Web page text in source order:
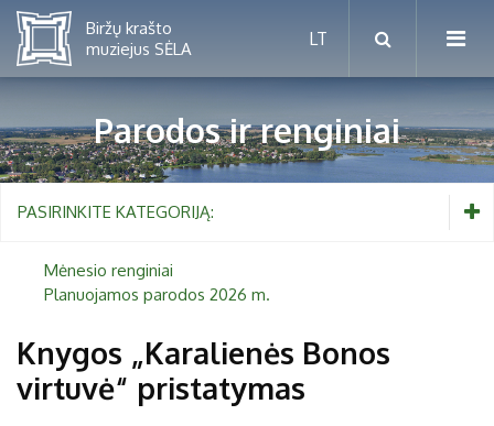
Mėnesio renginiai
Vaikams nuo 5 iki 10 metų
Paaugliams nuo 11 iki 18 metų
Proistorė
Parodos ir renginiai
PASIRINKITE KATEGORIJĄ:
Mėnesio renginiai
Planuojamos parodos 2026 m.
Knygos „Karalienės Bonos
virtuvė“ pristatymas